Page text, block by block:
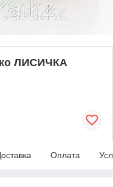
ЛИСИЧКА
Оплата